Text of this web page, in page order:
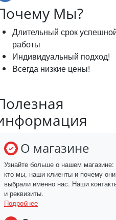
Мы?
Длительный срок
работы
Индивидуальный подход!
Всегда низкие цены!
О магазине
Узнайте больше о нашем магазине:
кто мы, наши клиенты и почему они
выбрали именно нас. Наши
и реквизиты.
Подробнее